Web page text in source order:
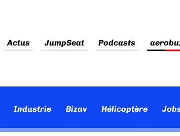
Actus JumpSeat Podcasts
Industrie Bizav Hélicoptère